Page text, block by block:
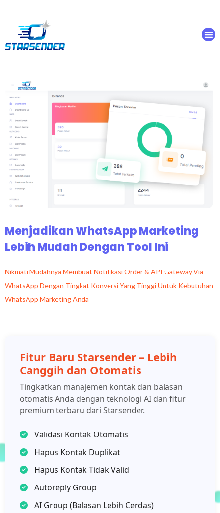
Menjadikan WhatsApp Marketing
Lebih Mudah Dengan Tool Ini
Nikmati Mudahnya Membuat Notifikasi Order & API Gateway Via
WhatsApp Dengan Tingkat Konversi Yang Tinggi Untuk Kebutuhan
WhatsApp Marketing Anda
Fitur Baru Starsender – Lebih
Canggih dan Otomatis
Tingkatkan manajemen kontak dan balasan
otomatis Anda dengan teknologi AI dan fitur
premium terbaru dari Starsender.
Validasi Kontak Otomatis
Hapus Kontak Duplikat
Hapus Kontak Tidak Valid
Autoreply Group
AI Group (Balasan Lebih Cerdas)